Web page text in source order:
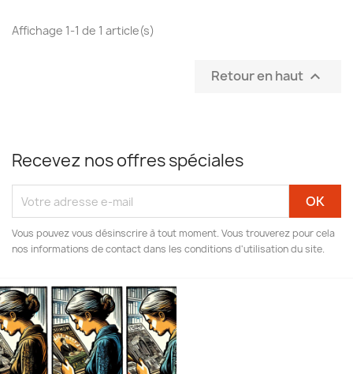
Affichage 1-1 de 1 article(s)
Retour en haut 
Recevez nos offres spéciales
Vous pouvez vous désinscrire à tout moment. Vous trouverez pour cela
nos informations de contact dans les conditions d'utilisation du site.